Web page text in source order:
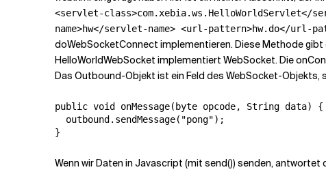
<servlet-
name>hw</servlet-name> <url-pattern>hw.do</url-
doWebSocketConnect implementieren. Diese Methode gibt
HelloWorldWebSocket implementiert WebSocket. Die
Das Outbound-Objekt ist ein Feld des WebSocket-Objekts,
public void onMessage(byte opcode, String data) {
  outbound.sendMessage("pong");
}
Wenn wir Daten in Javascript (mit send()) senden, antwortet